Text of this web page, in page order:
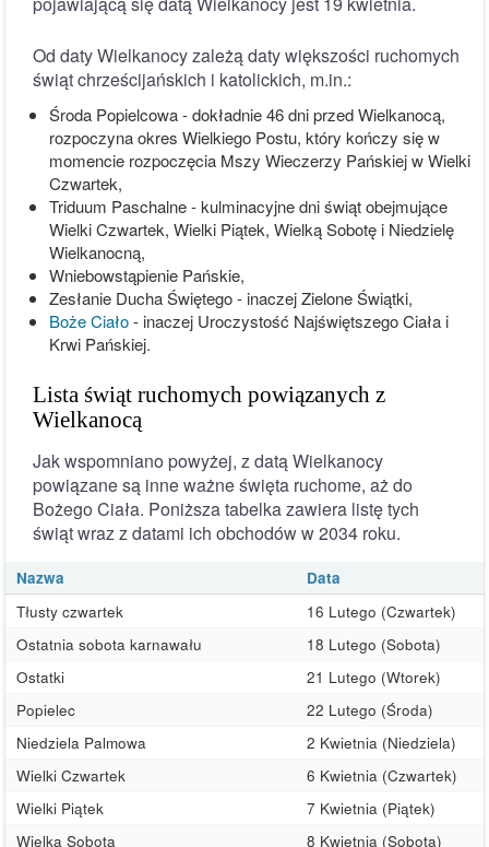
Od daty Wielkanocy zależą daty większości ruchomych
świąt chrześcijańskich i katolickich, m.in.:
Środa Popielcowa - dokładnie 46 dni przed Wielkanocą,
rozpoczyna okres Wielkiego Postu, który kończy się w
momencie rozpoczęcia Mszy Wieczerzy Pańskiej w Wielki
Czwartek,
Triduum Paschalne - kulminacyjne dni świąt obejmujące
Wielki Czwartek, Wielki Piątek, Wielką Sobotę i Niedzielę
Wielkanocną,
Wniebowstąpienie Pańskie,
Zesłanie Ducha Świętego - inaczej Zielone Świątki,
Boże Ciało- inaczej Uroczystość Najświętszego Ciała i
Krwi Pańskiej.
Lista świąt ruchomych powiązanych z
Wielkanocą
Jak wspomniano powyżej, z datą Wielkanocy
powiązane są inne ważne święta ruchome, aż do
Bożego Ciała. Poniższa tabelka zawiera listę tych
świąt wraz z datami ich obchodów w 2034 roku.
Nazwa
Data
Tłusty czwartek
16 Lutego (Czwartek)
Ostatnia sobota karnawału
18 Lutego (Sobota)
Ostatki
21 Lutego (Wtorek)
Popielec
22 Lutego (Środa)
Niedziela Palmowa
2 Kwietnia (Niedziela)
Wielki Czwartek
6 Kwietnia (Czwartek)
Wielki Piątek
7 Kwietnia (Piątek)
Wielka Sobota
8 Kwietnia (Sobota)